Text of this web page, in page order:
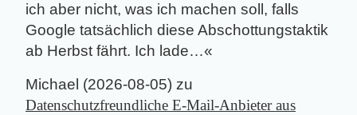
ich aber nicht, was ich machen soll, falls
Google tatsächlich diese Abschottungstaktik
ab Herbst fährt. Ich lade…«
Michael (2026-08-05) zu
Datenschutzfreundliche E-Mail-Anbieter aus